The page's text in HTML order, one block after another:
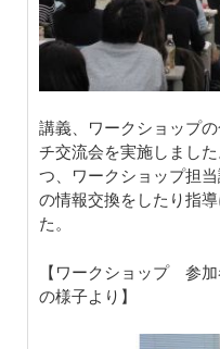
講義、ワークショップ
チ交流会を実施しまし
つ、ワークショップ担
の情報交換をしたり指
た。
【ワークショップ 参加
の様子より】